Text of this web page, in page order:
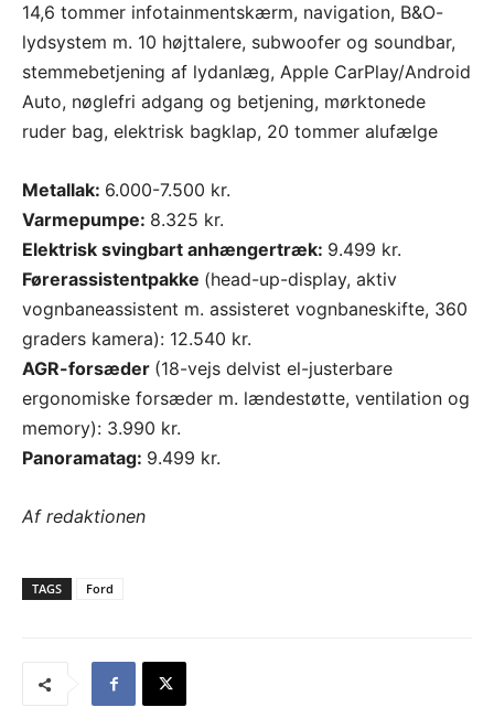
14,6 tommer infotainmentskærm, navigation, B&O-
lydsystem m. 10 højttalere, subwoofer og soundbar,
stemmebetjening af lydanlæg, Apple CarPlay/Android
Auto, nøglefri adgang og betjening, mørktonede
ruder bag, elektrisk bagklap, 20 tommer alufælge
Metallak: 6.000-7.500 kr.
Varmepumpe: 8.325 kr.
Elektrisk svingbart anhængertræk: 9.499 kr.
Førerassistentpakke (head-up-display, aktiv
vognbaneassistent m. assisteret vognbaneskifte, 360
graders kamera): 12.540 kr.
AGR-forsæder (18-vejs delvist el-justerbare
ergonomiske forsæder m. lændestøtte, ventilation og
memory): 3.990 kr.
Panoramatag: 9.499 kr.
Af redaktionen
TAGS Ford